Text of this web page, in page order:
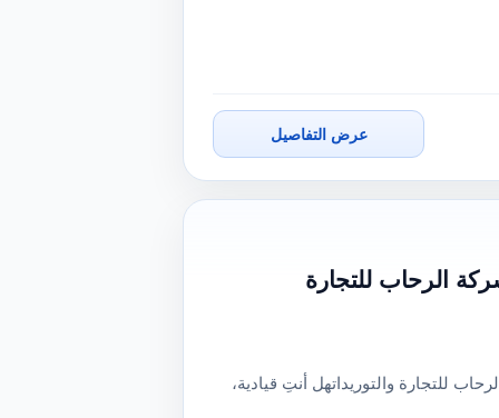
عرض التفاصيل
جنيه) - انضمي لشركة الرحاب للتجارة
- انضمي لشركة الرحاب للتجارة والتوريداتهل أنتِ قيادية،